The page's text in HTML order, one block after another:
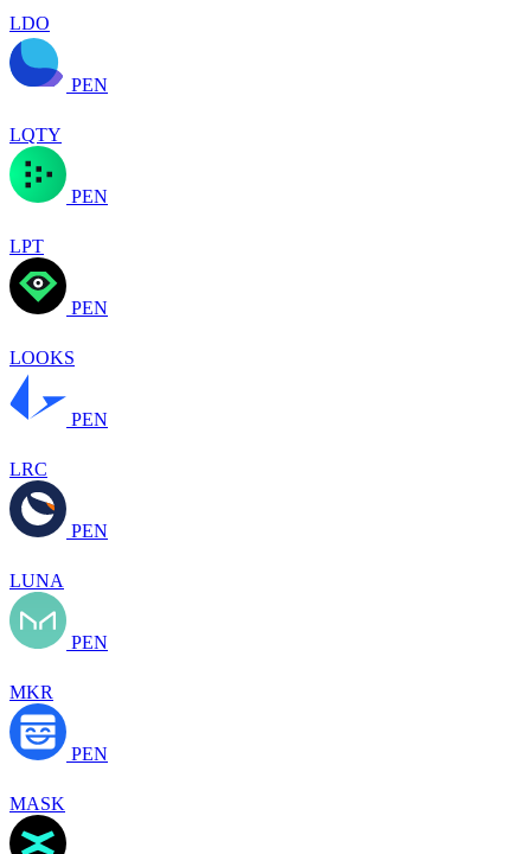
LDO
PEN
LQTY
PEN
LPT
PEN
LOOKS
PEN
LRC
PEN
LUNA
PEN
MKR
PEN
MASK